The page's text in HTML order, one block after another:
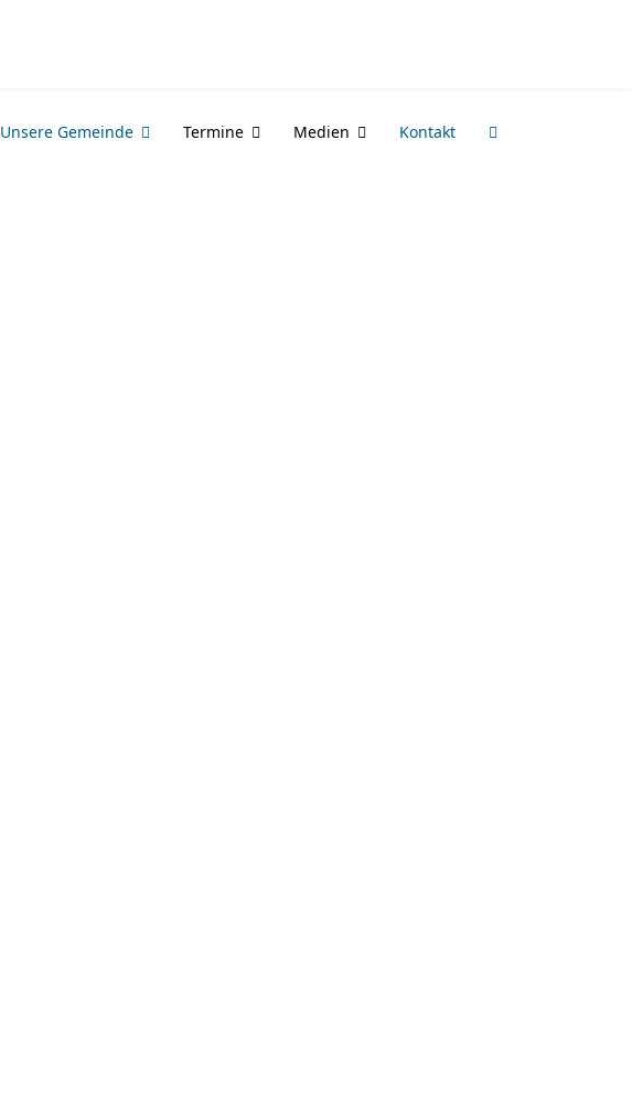
Unsere Gemeinde Termine Medien Kontakt